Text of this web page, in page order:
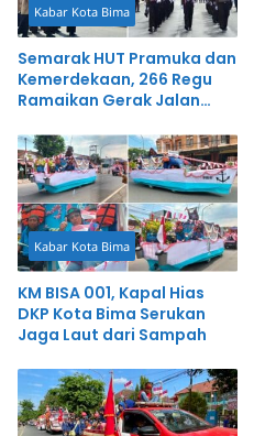
Kabar Kota Bima
Semarak HUT Pramuka dan
Kemerdekaan, 266 Regu
Ramaikan Gerak Jalan
Kabar Kota Bima
KM BISA 001, Kapal Hias
DKP Kota Bima Serukan
Jaga Laut dari Sampah